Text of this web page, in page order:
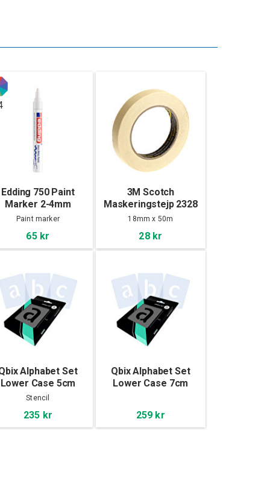
Edding 750 Paint
Marker 2-4mm
Paint marker
65 kr
3M Scotch
Maskeringstejp 2328
Gul, 18mm
18mm x 50m
28 kr
Alphabet Set
Lower Case 5cm
Stencil
235 kr
Qbix Alphabet Set
Lower Case 7cm
259 kr